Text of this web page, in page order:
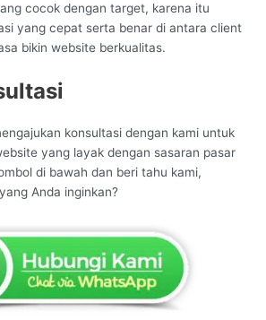
cocok dengan target, karena itu
yang cepat serta benar di antara client
bikin website berkualitas.
konsultasi dengan kami untuk
yang layak dengan sasaran pasar
di bawah dan beri tahu kami,
Anda inginkan?